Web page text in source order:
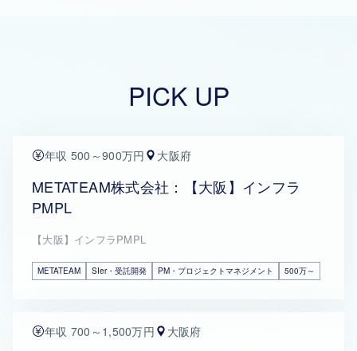
PICK UP
年収 500～900万円 大阪府
METATEAM株式会社：【大阪】インフラ
PMPL
【大阪】インフラPMPL
METATEAM SIer・受託開発 PM・プロジェクトマネジメント 500万～
年収 700～1,500万円 大阪府